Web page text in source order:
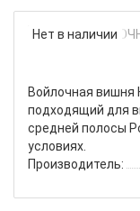
Нет в наличии
Войлочная вишня
подходящий для
средней полосы
условиях.
Производитель: